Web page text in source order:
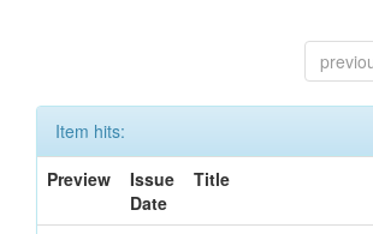
Item hits:
Preview
Issue
Date
Title